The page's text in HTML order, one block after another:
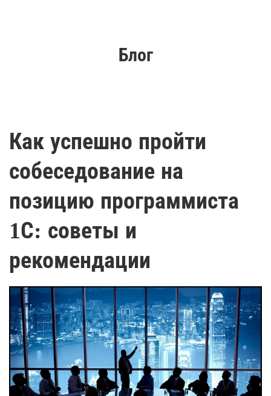
Блог
Как успешно пройти
собеседование на
позицию программиста
1С: советы и
рекомендации